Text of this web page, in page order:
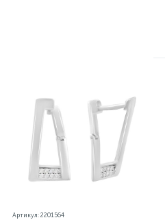
Артикул: 2201564